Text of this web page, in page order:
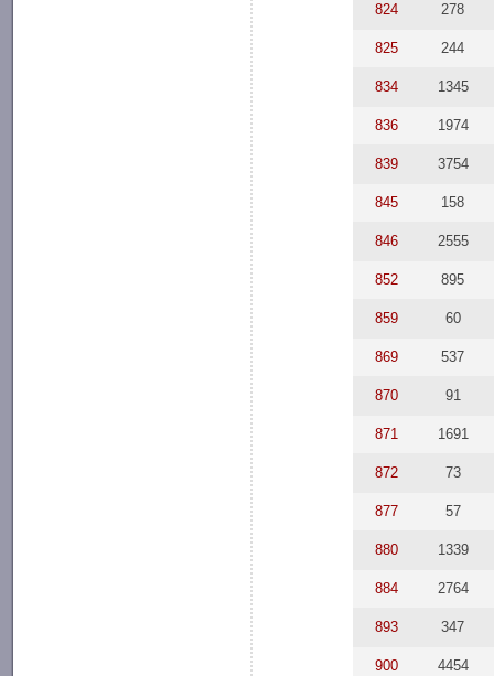
824 278
825 244
834 1345
836 1974
839 3754
845 158
846 2555
852 895
859 60
869 537
870 91
871 1691
872 73
877 57
880 1339
884 2764
893 347
900 4454